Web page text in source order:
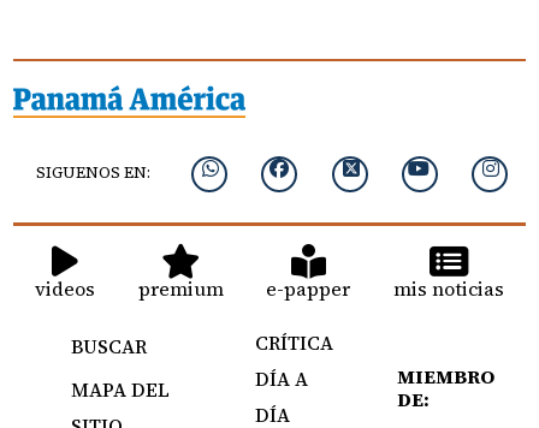
SIGUENOS EN:
videos premium e-papper mis noticias
BUSCAR
MAPA DEL
CRÍTICA
DÍA A
DÍA
MIEMBRO
DE: